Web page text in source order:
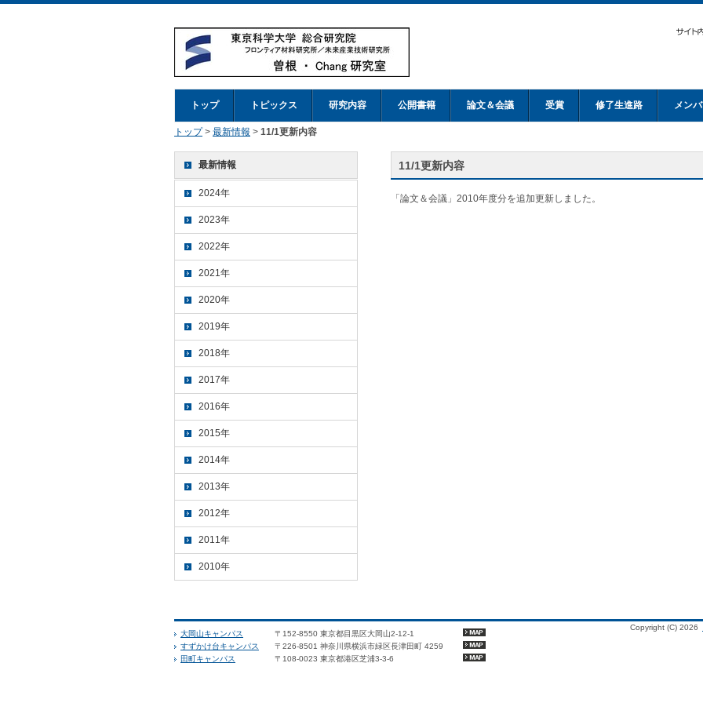
トップ トピックス 研究内容 公開書籍 論文＆会議 受賞 修了生進路 メン
トップ> 最新情報 > 11/1更新内容
11/1更新内容
「論文＆会議」2010年度分を追加更新しました。
最新情報
2024年
2023年
2022年
2021年
2020年
2019年
2018年
2017年
2016年
2015年
2014年
2013年
2012年
2011年
2010年
大岡山キャンパス
〒152-8550 東京都目黒区大岡山2-12-1
すずかけ台キャンパス
〒226-8501 神奈川県横浜市緑区長津田町 4259
田町キャンパス
〒108-0023 東京都港区芝浦3-3-6
Copyright (C) 2026